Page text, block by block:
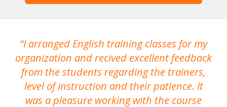
I arranged English training classes for my
organization and recived excellent feedback
from the students regarding the trainers,
level of instruction and their patience. It
was a pleasure working with the course